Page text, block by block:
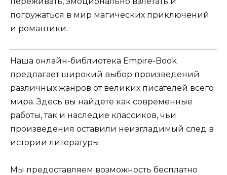
погружаться в мир магических приключений
и романтики.
Наша онлайн-библиотека Empire-Book
предлагает широкий выбор произведений
различных жанров от великих писателей всего
мира. Здесь вы найдете как современные
работы, так и наследие классиков, чьи
произведения оставили неизгладимый след в
истории литературы.
Мы предоставляем возможность бесплатно